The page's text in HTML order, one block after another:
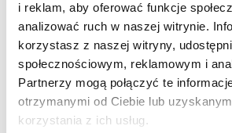
i reklam, aby oferować funkcje
analizować ruch w naszej witrynie.
korzystasz z naszej witryny,
społecznościowym, reklamowym i
Partnerzy mogą połączyć te
otrzymanymi od Ciebie lub
korzystania z ich usług.
Mieszkanie 70.54 m2
budynek P9
Termin oddania
Kwiecień 2026
Ilość pokoi
4
Cena lokalu